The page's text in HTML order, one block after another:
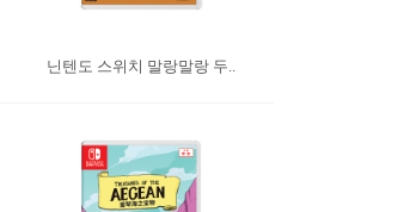
닌텐도 스위치 말랑말랑 두..